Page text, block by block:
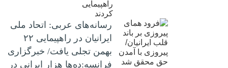
رسانه‌های عربی: اتحاد ملی
ایرانیان در راهپیمایی ۲۲
بهمن تجلی یافت/ خبرگزاری
فرانسه:ده‌ها هزار ایرانی در